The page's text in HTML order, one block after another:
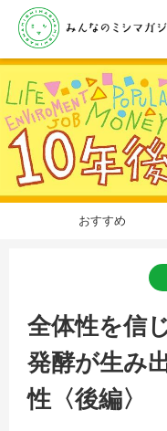
おすすめ
全体性を信
発酵が生み
性〈後編〉